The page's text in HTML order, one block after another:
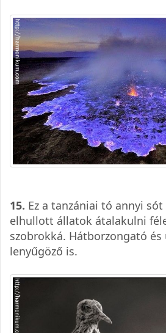
15. Ez a tanzániai tó annyi
elhullott állatok átalakulni
szobrokká. Hátborzongató
lenyűgöző is.